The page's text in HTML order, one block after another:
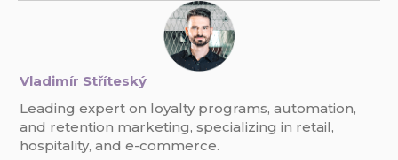
Vladimír Stříteský
Leading expert on loyalty programs, automation,
and retention marketing, specializing in retail,
hospitality, and e-commerce.